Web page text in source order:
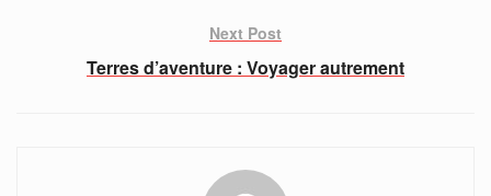
Next Post
Terres d’aventure : Voyager autrement